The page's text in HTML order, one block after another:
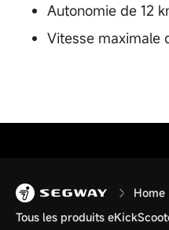
Autonomie de 12
Vitesse maximale
Home
Tous les produits